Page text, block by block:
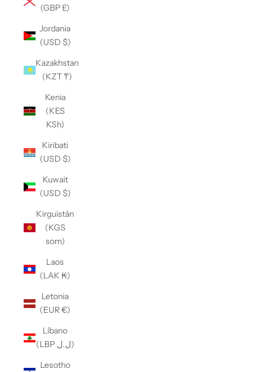
(GBP £)
Jordania
(USD $)
Kazakhstan
(KZT ₸)
Kenia
(KES
KSh)
Kiribati
(USD $)
Kuwait
(USD $)
Kirguistán
(KGS
som)
Laos
(LAK ₭)
Letonia
(EUR €)
Líbano
(LBP ل.ل)
Lesotho